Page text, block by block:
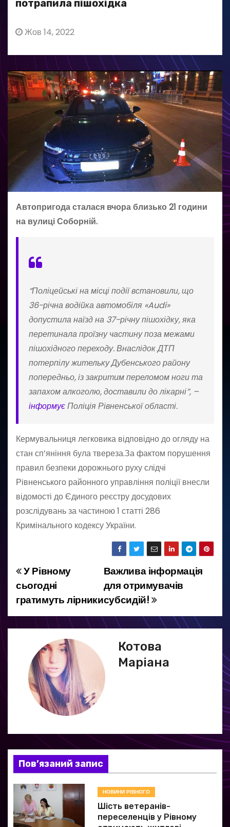
потрапила пішохідка
Жов 14, 2022
Автопригода сталася вчора близько 21 години
на вулиці Соборній.
“Поліцейські на місці події встановили, що
36-річна водійка автомобіля «Audi»
допустила наїзд на 37-річну пішохідку, яка
перетинала проїзну частину поза межами
пішохідного переходу. Внаслідок ДТП
потерпілу жительку Дубенського району
попередньо, із закритим переломом ноги та
запахом алкоголю, доставили до лікарні”, –
інформуєПоліція Рівненської області.
Кермувальниця легковика відповідно до огляду на
стан сп’яніння була твереза.За фактом порушення
правил безпеки дорожнього руху слідчі
Рівненського районного управління поліції внесли
відомості до Єдиного реєстру досудових
розслідувань за частиною 1 статті 286
Кримінального кодексу України.
Н
а
в
я
з
а
п
Важлива інформація
для отримувачів
субсидій!
У Рівному
сьогодні
гратимуть лірники
Котова
Маріана
Пов’язаний запис
НОВИНИ РІВНОГО
Шість ветеранів-
переселенців у Рівному